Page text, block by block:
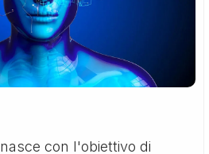
nasce con l'obiettivo di